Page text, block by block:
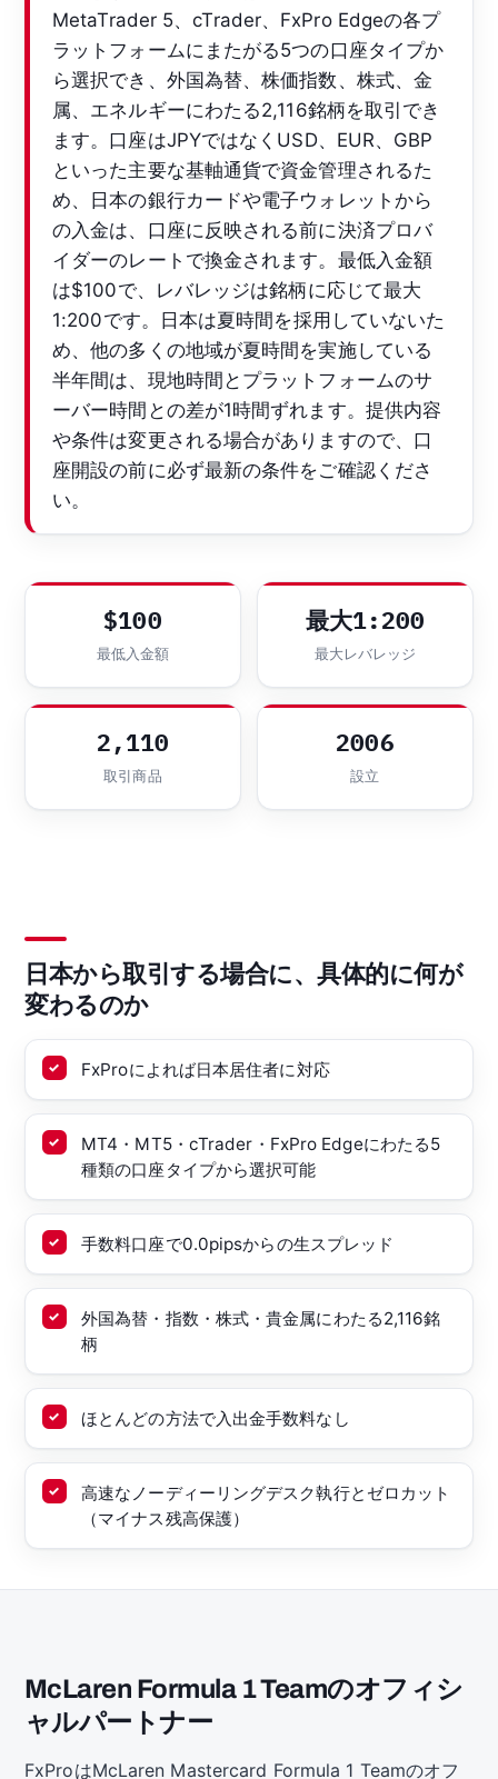
MetaTrader 5、cTrader、FxPro Edgeの各プ
ラットフォームにまたがる5つの口座タイプか
ら選択でき、外国為替、株価指数、株式、金
属、エネルギーにわたる2,116銘柄を取引でき
ます。口座はJPYではなくUSD、EUR、GBP
といった主要な基軸通貨で資金管理されるた
め、日本の銀行カードや電子ウォレットから
の入金は、口座に反映される前に決済プロバ
イダーのレートで換金されます。最低入金額
は$100で、レバレッジは銘柄に応じて最大
1:200です。日本は夏時間を採用していないた
め、他の多くの地域が夏時間を実施している
半年間は、現地時間とプラットフォームのサ
ーバー時間との差が1時間ずれます。提供内容
や条件は変更される場合がありますので、口
座開設の前に必ず最新の条件をご確認くださ
い。
$100
最低入金額
最大1:200
最大レバレッジ
2,110
取引商品
2006
設立
日本から取引する場合に、具体的に何が
変わるのか
FxProによれば日本居住者に対応
MT4・MT5・cTrader・FxPro Edgeにわたる5
種類の口座タイプから選択可能
手数料口座で0.0pipsからの生スプレッド
外国為替・指数・株式・貴金属にわたる2,116銘
柄
ほとんどの方法で入出金手数料なし
高速なノーディーリングデスク執行とゼロカット
（マイナス残高保護）
McLaren Formula 1 Teamのオフィシ
ャルパートナー
FxProはMcLaren Mastercard Formula 1 Teamのオフ